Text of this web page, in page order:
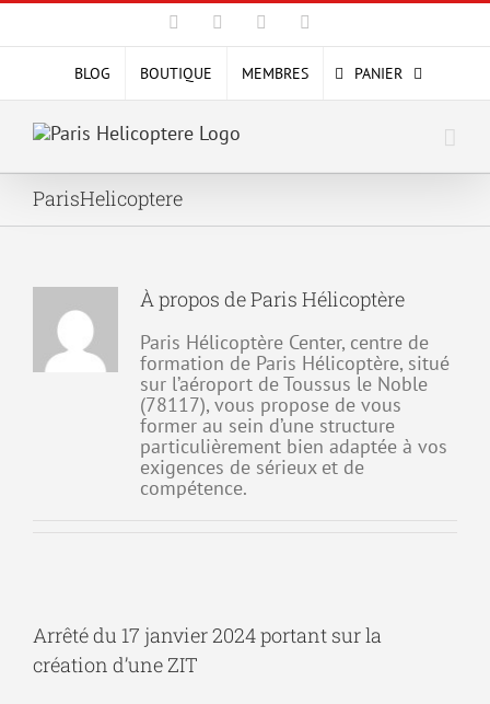
Passer
contenu
Facebook YouTube
BLOG BOUTIQUE MEMBRES PANIER
ParisHelicoptere
À propos deParis Hélicoptère
Paris Hélicoptère Center, centre de
formation de Paris Hélicoptère, situé
sur l’aéroport de Toussus le Noble
(78117), vous propose de vous
former au sein d’une structure
particulièrement bien adaptée à vos
exigences de sérieux et de
compétence.
Arrêté du 17 janvier 2024 portant sur la
création d’une ZIT